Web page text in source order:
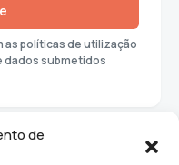
de
as políticas de utilização
dados submetidos